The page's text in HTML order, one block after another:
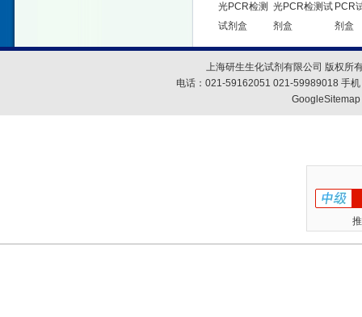
光PCR检测
试剂盒
光PCR检测试
剂盒
PCR
剂盒
上海研生生化试剂有限公司 版权所
电话：021-59162051 021-59989018 手
GoogleSitemap